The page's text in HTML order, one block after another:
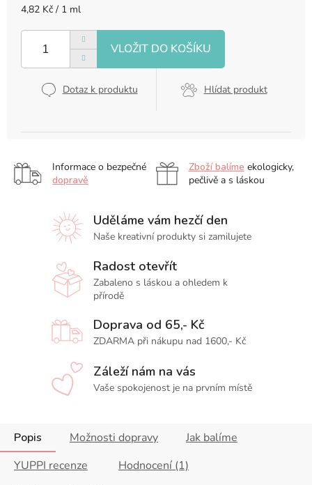
Měrná
4,82 Kč / 1 ml
Dotaz k produktu Hlídat produkt
Informace o bezpečné
dopravě
Zboží balíme ekologicky,
pečlivě a s láskou
Uděláme vám hezčí den
Naše kreativní produkty si zamilujete
Radost otevřít
Zabaleno s láskou a ohledem k
přírodě
Doprava od 65,- Kč
ZDARMA při nákupu nad 1600,- Kč
Záleží nám na vás
Vaše spokojenost je na prvním místě
Popis Možnosti dopravy
Jak balíme
YUPPI recenze
Hodnocení (1)